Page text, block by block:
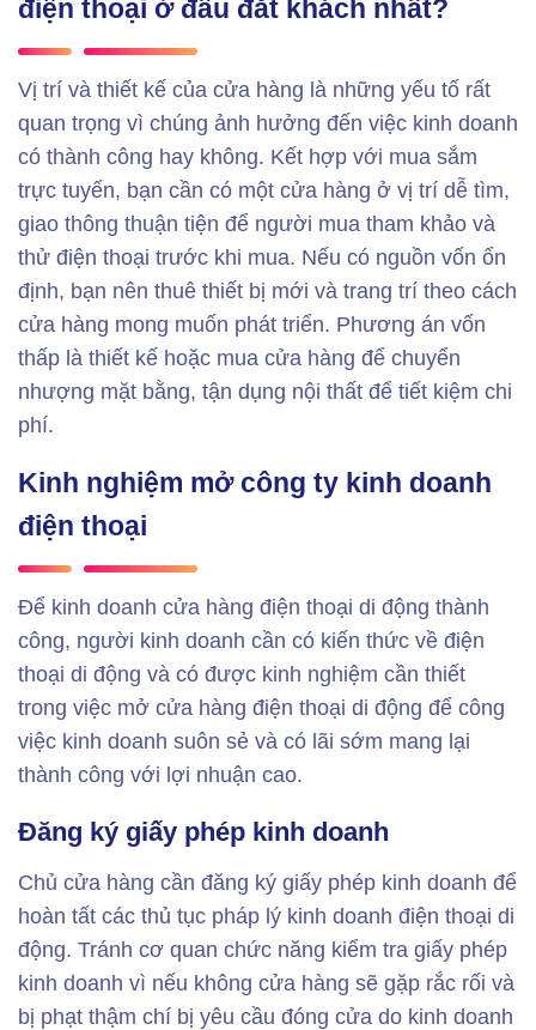
điện thoại ở đâu đắt khách nhất?
Vị trí và thiết kế của cửa hàng là những yếu tố rất
quan trọng vì chúng ảnh hưởng đến việc kinh doanh
có thành công hay không. Kết hợp với mua sắm
trực tuyến, bạn cần có một cửa hàng ở vị trí dễ tìm,
giao thông thuận tiện để người mua tham khảo và
thử điện thoại trước khi mua. Nếu có nguồn vốn ổn
định, bạn nên thuê thiết bị mới và trang trí theo cách
cửa hàng mong muốn phát triển. Phương án vốn
thấp là thiết kế hoặc mua cửa hàng để chuyển
nhượng mặt bằng, tận dụng nội thất để tiết kiệm chi
phí.
Kinh nghiệm mở công ty kinh doanh
điện thoại
Để kinh doanh cửa hàng điện thoại di động thành
công, người kinh doanh cần có kiến ​​thức về điện
thoại di động và có được kinh nghiệm cần thiết
trong việc mở cửa hàng điện thoại di động để công
việc kinh doanh suôn sẻ và có lãi sớm mang lại
thành công với lợi nhuận cao.
Đăng ký giấy phép kinh doanh
Chủ cửa hàng cần đăng ký giấy phép kinh doanh để
hoàn tất các thủ tục pháp lý kinh doanh điện thoại di
động. Tránh cơ quan chức năng kiểm tra giấy phép
kinh doanh vì nếu không cửa hàng sẽ gặp rắc rối và
bị phạt thậm chí bị yêu cầu đóng cửa do kinh doanh